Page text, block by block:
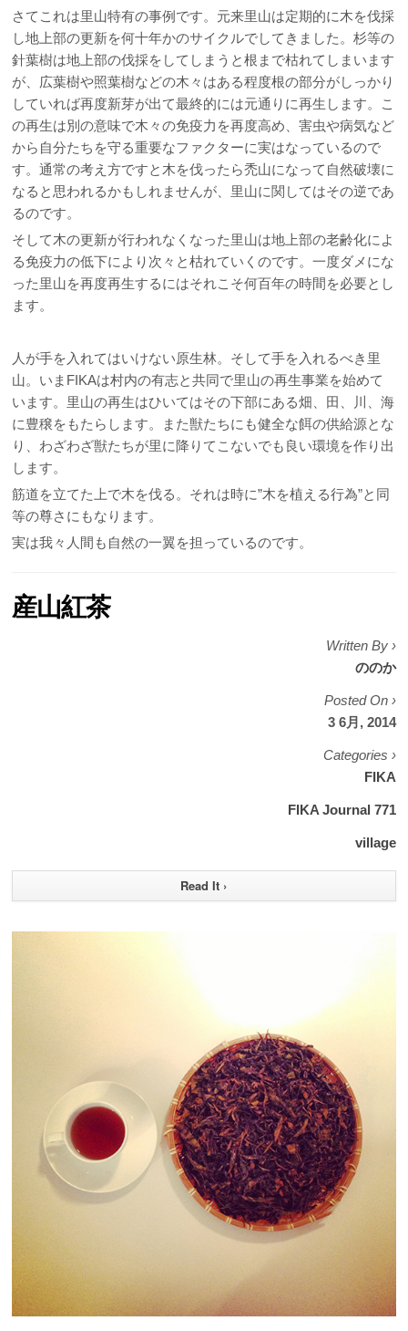
さてこれは里山特有の事例です。元来里山は定期的に木を伐採
し地上部の更新を何十年かのサイクルでしてきました。杉等の
針葉樹は地上部の伐採をしてしまうと根まで枯れてしまいます
が、広葉樹や照葉樹などの木々はある程度根の部分がしっかり
していれば再度新芽が出て最終的には元通りに再生します。こ
の再生は別の意味で木々の免疫力を再度高め、害虫や病気など
から自分たちを守る重要なファクターに実はなっているので
す。通常の考え方ですと木を伐ったら禿山になって自然破壊に
なると思われるかもしれませんが、里山に関してはその逆であ
るのです。
そして木の更新が行われなくなった里山は地上部の老齢化によ
る免疫力の低下により次々と枯れていくのです。一度ダメにな
った里山を再度再生するにはそれこそ何百年の時間を必要とし
ます。
人が手を入れてはいけない原生林。そして手を入れるべき里
山。いまFIKAは村内の有志と共同で里山の再生事業を始めて
います。里山の再生はひいてはその下部にある畑、田、川、海
に豊穣をもたらします。また獣たちにも健全な餌の供給源とな
り、わざわざ獣たちが里に降りてこないでも良い環境を作り出
します。
筋道を立てた上で木を伐る。それは時に”木を植える行為”と同
等の尊さにもなります。
実は我々人間も自然の一翼を担っているのです。
産山紅茶
Written By ›
ののか
Posted On ›
3 6月, 2014
Categories ›
FIKA
FIKA Journal 771
village
Read It ›